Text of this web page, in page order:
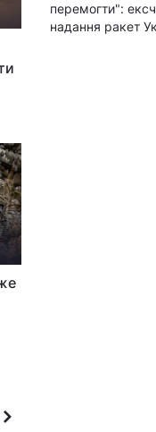
перемогти":
надання ракет